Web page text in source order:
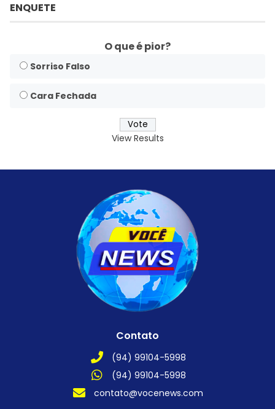
ENQUETE
O que é pior?
Sorriso Falso
Cara Fechada
View Results
Contato
(94) 99104-5998
(94) 99104-5998
contato@vocenews.com